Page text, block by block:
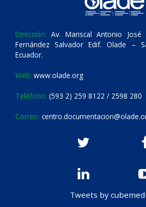
Dirección: Av. Mariscal Antonio
Fernández Salvador Edif. Olade –
Ecuador.
Web: www.olade.org
Teléfono: (593 2) 259 8122 / 2598 280
Correo:
Tweets by